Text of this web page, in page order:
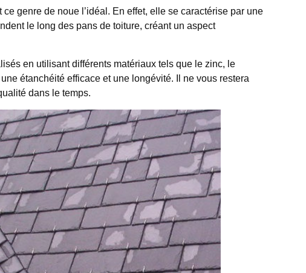
genre de noue l’idéal. En effet, elle se caractérise par une
le long des pans de toiture, créant un aspect
en utilisant différents matériaux tels que le zinc, le
étanchéité efficace et une longévité. Il ne vous restera
dans le temps.